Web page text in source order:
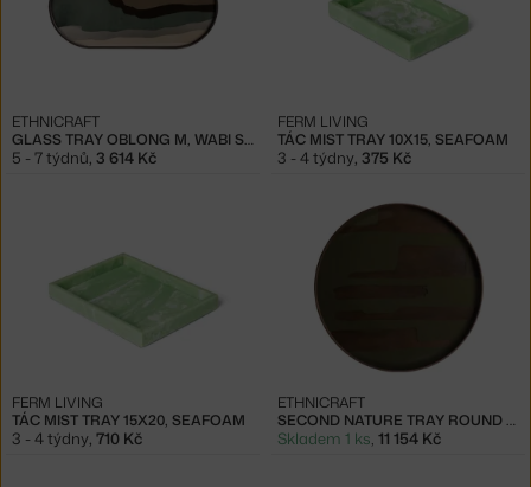
GLASS TRAY OBLONG M, WABI SABI
ETHNICRAFT
5 - 7 týdnů, 3 614 Kč
TÁC MIST TRAY 10X15, SEAFOAM
FERM LIVING
3 - 4 týdny, 375 Kč
TÁC MIST TRAY 15X20, SEAFOAM
FERM LIVING
3 - 4 týdny, 710 Kč
SECOND NATURE TRAY ROUND XL, MOSS
ETHNICRAFT
Skladem 1 ks, 11 154 Kč